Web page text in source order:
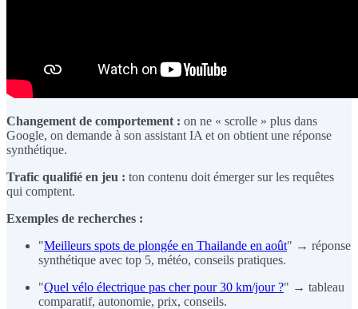
Changement de comportement : on ne « scrolle » plus dans
Google, on demande à son assistant IA et on obtient une réponse
synthétique.
Trafic qualifié en jeu : ton contenu doit émerger sur les requêtes
qui comptent.
Exemples de recherches :
"Meilleurs spots de plongée en Thailande en août" → réponse
synthétique avec top 5, météo, conseils pratiques.
"Quel vélo électrique pas cher pour 30 km/jour ?" → tableau
comparatif, autonomie, prix, conseils.